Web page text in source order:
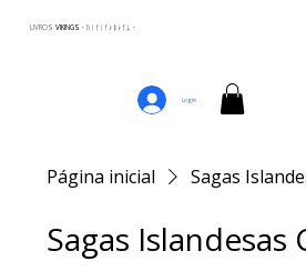
LIVROS VIKINGS · ᚢᛁᚴᛁᚴᛅᛒᛅᚴᛦ ·
Login
Página inicial Sagas
Sagas Islandesas